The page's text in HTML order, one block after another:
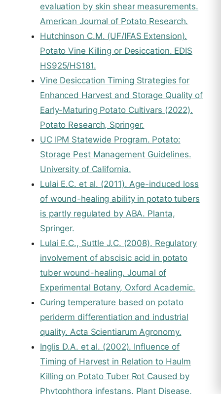
evaluation by skin shear measurements.
American Journal of Potato Research.
Hutchinson C.M. (UF/IFAS Extension).
Potato Vine Killing or Desiccation. EDIS
HS925/HS181.
Vine Desiccation Timing Strategies for
Enhanced Harvest and Storage Quality of
Early-Maturing Potato Cultivars (2022).
Potato Research, Springer.
UC IPM Statewide Program. Potato:
Storage Pest Management Guidelines.
University of California.
Lulai E.C. et al. (2011). Age-induced loss
of wound-healing ability in potato tubers
is partly regulated by ABA. Planta,
Springer.
Lulai E.C., Suttle J.C. (2008). Regulatory
involvement of abscisic acid in potato
tuber wound-healing. Journal of
Experimental Botany, Oxford Academic.
Curing temperature based on potato
periderm differentiation and industrial
quality. Acta Scientiarum Agronomy.
Inglis D.A. et al. (2002). Influence of
Timing of Harvest in Relation to Haulm
Killing on Potato Tuber Rot Caused by
Phytophthora infestans. Plant Disease,